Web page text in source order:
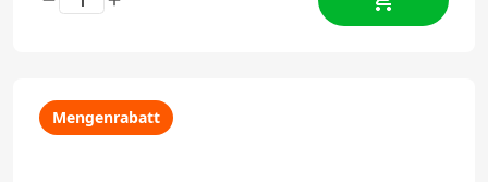
Mengenrabatt